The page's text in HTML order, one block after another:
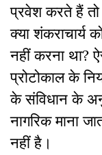
प्रवेश करते हैं
क्या शंकराचार्य
नहीं करना था?
प्रोटोकाल के
के संविधान के
नागरिक माना
नहीं है।